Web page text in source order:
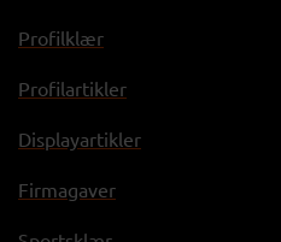
Profilklær
Profilartikler
Displayartikler
Firmagaver